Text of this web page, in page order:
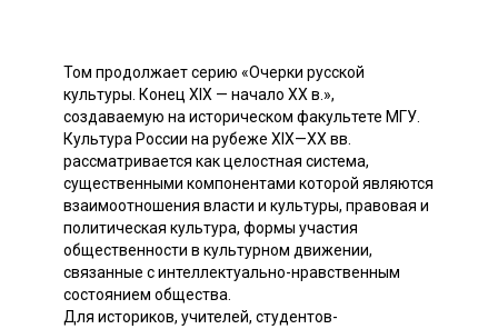
Том продолжает серию «Очерки русской
культуры. Конец XIX — начало XX в.»,
создаваемую на историческом факультете МГУ.
Культура России на рубеже XIX—XX вв.
рассматривается как целостная система,
существенными компонентами которой являются
взаимоотношения власти и культуры, правовая и
политическая культура, формы участия
общественности в культурном движении,
связанные с интеллектуально-нравственным
состоянием общества.
Для историков, учителей, студентов-